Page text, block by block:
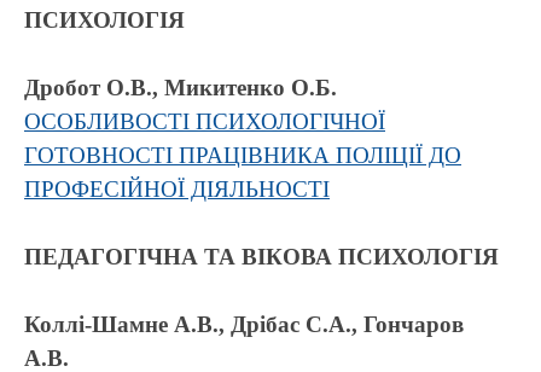
ПСИХОЛОГІЯ
Дробот О.В., Микитенко О.Б.
ОСОБЛИВОСТІ ПСИХОЛОГІЧНОЇ
ГОТОВНОСТІ ПРАЦІВНИКА ПОЛІЦІЇ ДО
ПРОФЕСІЙНОЇ ДІЯЛЬНОСТІ
ПЕДАГОГІЧНА ТА ВІКОВА ПСИХОЛОГІЯ
Коллі-Шамне А.В., Дрібас С.А., Гончаров
А.В.